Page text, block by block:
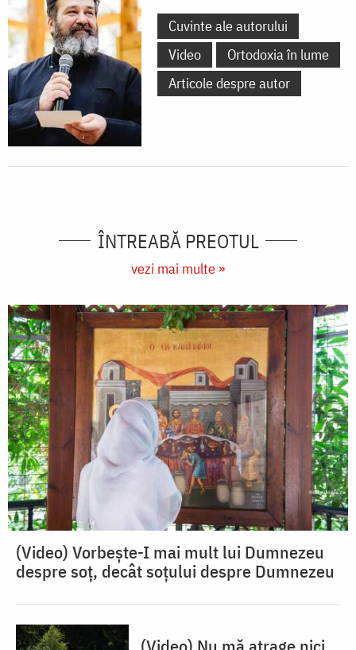
Cuvinte ale autorului
Video
Ortodoxia în lume
Articole despre autor
ÎNTREABĂ PREOTUL
vezi mai multe »
(Video) Vorbește-I mai mult lui Dumnezeu
despre soț, decât soțului despre Dumnezeu